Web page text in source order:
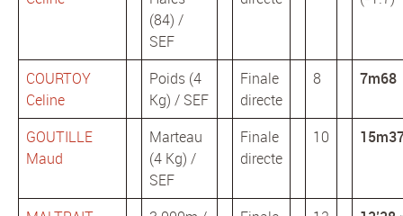
(84) /
SEF
COURTOY
Celine
Poids (4
Kg) / SEF
Finale
directe
8 7m68
GOUTILLE
Maud
Marteau
(4 Kg) /
SEF
Finale
directe
10